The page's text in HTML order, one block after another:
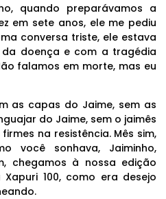
quando preparávamos a
em sete anos, ele me pediu
conversa triste, ele estava
doença e com a tragédia
falamos em morte, mas eu
as capas do Jaime, sem as
do Jaime, sem o jaimês
na resistência. Mês sim,
você sonhava, Jaiminho,
chegamos à nossa edição
Xapuri 100, como era desejo